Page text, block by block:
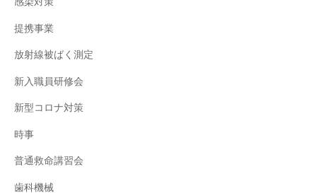
提携事業
放射線被ばく測定
新入職員研修会
新型コロナ対策
時事
普通救命講習会
歯科機械